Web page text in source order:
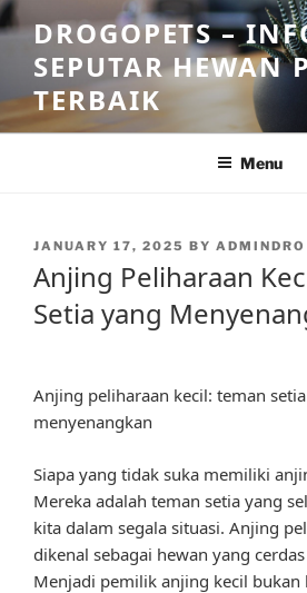
Skip
to
content
DROGOPETS –
SEPUTAR HEWAN
TERBAIK
Menu
POSTED
JANUARY 17, 2025 BY ADMINDRO
Anjing Peliharaan
Setia yang
Anjing peliharaan kecil: teman
menyenangkan
Siapa yang tidak suka memiliki
Mereka adalah teman setia yang
kita dalam segala situasi. Anjing
dikenal sebagai hewan yang
Menjadi pemilik anjing kecil bukan